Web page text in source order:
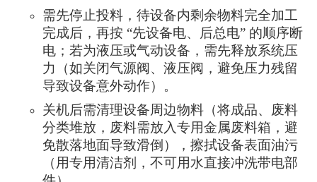
需先停止投料，待设备内剩余物料完全加工
完成后，再按 “先设备电、后总电” 的顺序断
电；若为液压或气动设备，需先释放系统压
力（如关闭气源阀、液压阀，避免压力残留
导致设备意外动作）。
关机后需清理设备周边物料（将成品、废料
分类堆放，废料需放入专用金属废料箱，避
免散落地面导致滑倒），擦拭设备表面油污
（用专用清洁剂，不可用水直接冲洗带电部